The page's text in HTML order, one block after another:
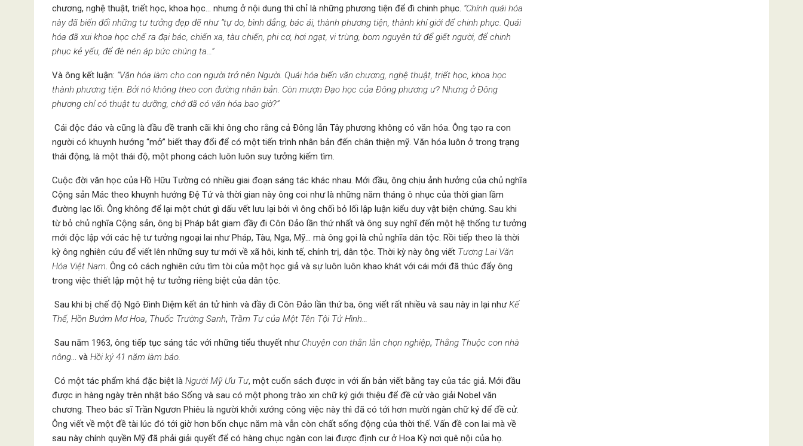
chương, nghệ thuật, triết học, khoa học… nhưng ở nội dung thì chỉ là những phương tiện để đi chinh phục. “Chính quái hóa
này đã biến đổi những tư tưởng đẹp đẽ như “tự do, bình đẳng, bác ái, thành phương tiện, thành khí giới để chinh phục. Quái
hóa đã xui khoa học chế ra đại bác, chiến xa, tàu chiến, phi cơ, hơi ngạt, vi trùng, bom nguyên tử để giết người, để chinh
phục kẻ yếu, để đè nén áp bức chúng ta…”
Và ông kết luận: “Văn hóa làm cho con người trở nên Người. Quái hóa biến văn chương, nghệ thuật, triết học, khoa học
thành phương tiện. Bởi nó không theo con đường nhân bản. Còn mượn Ðạo học của Ðông phương ư? Nhưng ở Ðông
phương chỉ có thuật tu dưỡng, chớ đã có văn hóa bao giờ?”
Cái độc đáo và cũng là đầu đề tranh cãi khi ông cho rằng cả Ðông lẫn Tây phương không có văn hóa. Ông tạo ra con
người có khuynh hướng “mở” biết thay đổi để có một tiến trình nhân bản đến chân thiện mỹ. Văn hóa luôn ở trong trạng
thái động, là một thái độ, một phong cách luôn luôn suy tưởng kiếm tìm.
Cuộc đời văn học của Hồ Hữu Tường có nhiều giai đoạn sáng tác khác nhau. Mới đầu, ông chịu ảnh hưởng của chủ nghĩa
Cộng sản Mác theo khuynh hướng Đệ Tứ và thời gian này ông coi như là những năm tháng ô nhục của thời gian lầm
đường lạc lối. Ông không để lại một chút gì dấu vết lưu lại bởi vì ông chối bỏ lối lập luận kiểu duy vật biện chứng. Sau khi
từ bỏ chủ nghĩa Cộng sản, ông bị Pháp bắt giam đầy đi Côn Ðảo lần thứ nhất và ông suy nghĩ đến một hệ thống tư tưởng
mới độc lập với các hệ tư tưởng ngoại lai như Pháp, Tàu, Nga, Mỹ… mà ông gọi là chủ nghĩa dân tộc. Rồi tiếp theo là thời
kỳ ông nghiên cứu để viết lên những suy tư mới về xã hôi, kinh tế, chính trị, dân tộc. Thời kỳ này ông viết Tương Lai Văn
Hóa Việt Nam. Ông có cách nghiên cứu tìm tòi của một học giả và sự luôn luôn khao khát với cái mới đã thúc đẩy ông
trong việc thiết lập một hệ tư tưởng riêng biệt của dân tộc.
Sau khi bị chế độ Ngô Ðình Diệm kết án tử hình và đầy đi Côn Ðảo lần thứ ba, ông viết rất nhiều và sau này in lại nhưKế
Thế, Hồn Bướm Mơ Hoa, Thuốc Trường Sanh, Trầm Tư của Một Tên Tội Tử Hình…
Sau năm 1963, ông tiếp tục sáng tác với những tiểu thuyết như Chuyện con thằn lằn chọn nghiệp, Thằng Thuộc con nhà
nông... và Hồi ký 41 năm làm báo.
Có một tác phẩm khá đặc biệt là Người Mỹ Ưu Tư, một cuốn sách được in với ấn bản viết bằng tay của tác giả. Mới đầu
được in hàng ngày trên nhật báo Sống và sau có một phong trào xin chữ ký giới thiệu để đề cử vào giải Nobel văn
chương. Theo bác sĩ Trần Ngươn Phiêu là người khởi xướng công việc này thì đã có tới hơn mười ngàn chữ ký để đề cử.
Ông viết về một đề tài lúc đó tới giờ hơn bốn chục năm mà vẫn còn chất sống động của thời thế. Vấn đề con lai mà về
sau này chính quyền Mỹ đã phải giải quyết để có hàng chục ngàn con lai được định cư ở Hoa Kỳ nơi quê nội của họ.